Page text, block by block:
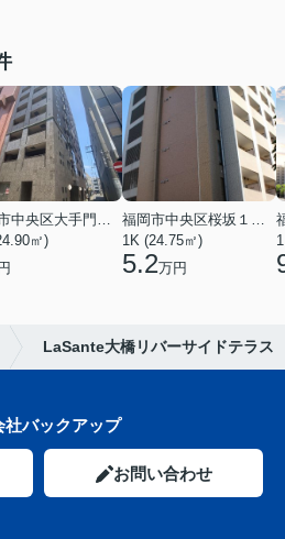
福岡市中央区大手門３丁目
㎡)
福岡市中央区桜坂１丁目
1K (24.75㎡)
5.2万円
LaSante大橋リバーサイドテラス
社バックアップ
お問い合わせ